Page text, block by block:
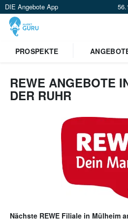
DIE Angebote App
PROSPEKTE
REWE ANGEBOTE
DER RUHR
Nächste REWE Filiale in Mülheim